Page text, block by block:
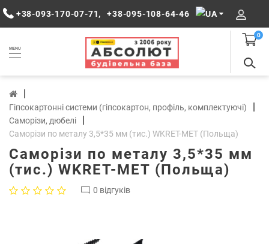
+38-093-170-07-71, +38-095-108-64-46
MENU
0
Гіпсокартонні системи (гіпсокартон, профіль, комплектуючі)
Саморізи, дюбелі
Саморізи по металу 3,5*35 мм (тис.) WKRET-MET (Польща)
Саморізи по металу 3,5*35 мм
(тис.) WKRET-MET (Польща)
0 відгуків